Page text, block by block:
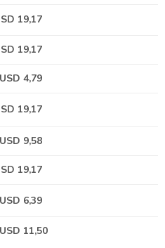
19,17
19,17
USD 4,79
19,17
USD 9,58
19,17
USD 6,39
USD 11,50